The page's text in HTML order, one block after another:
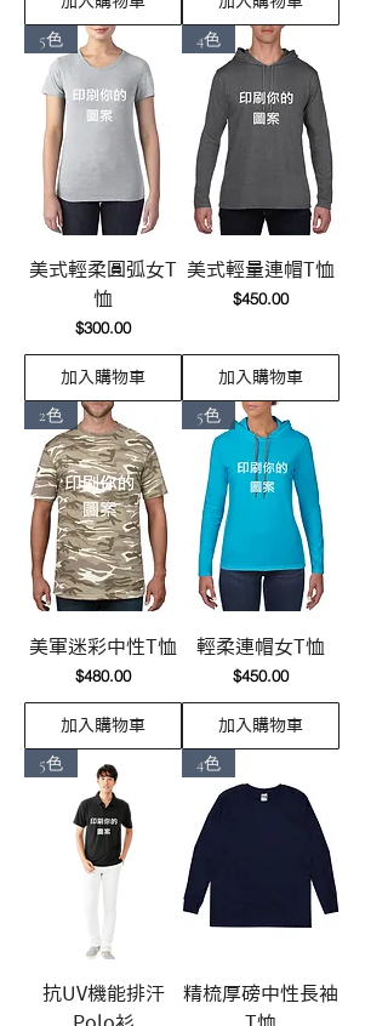
5色
美式輕柔圓弧女T
恤
價格
$300.00
加入購物車
4色
美式輕量連帽T恤
價格
$450.00
加入購物車
2色
美軍迷彩中性T恤
價格
$480.00
加入購物車
5色
輕柔連帽女T恤
價格
$450.00
加入購物車
5色
抗UV機能排汗
4色
精梳厚磅中性長袖